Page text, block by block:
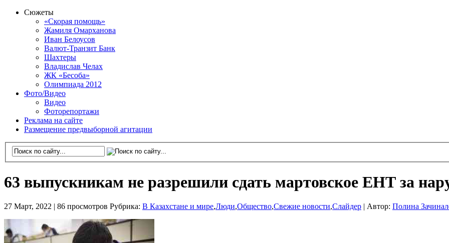
Сюжеты
«Скорая помощь»
Жамиля Омарханова
Иван Белоусов
Валют-Транзит Банк
Шахтеры
Владислав Челах
ЖК «Бесоба»
Олимпиада 2012
Фото/Видео
Видео
Фоторепортажи
Реклама на сайте
Размещение предвыборной агитации
63 выпускникам не разрешили сдать мартовское ЕНТ за
27 Март, 2022 | 86 просмотров Рубрика: В Казахстане и мире,Люди,Общество,Свежие новости,Слайдер Автор: Полина